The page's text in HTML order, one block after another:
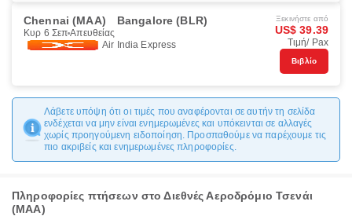
Chennai (MAA) Bangalore (BLR)
Κυρ 6 Σεπ Απευθείας
Air India Express
Ξεκινήστε από
US$ 39.39
Τιμή/ Pax
Βιβλίο
Λάβετε υπόψη ότι οι τιμές που αναφέρονται σε αυτήν τη σελίδα
ενδέχεται να μην είναι ενημερωμένες και υπόκεινται σε αλλαγές
χωρίς προηγούμενη ειδοποίηση. Προσπαθούμε να παρέχουμε τις
πιο ακριβείς και ενημερωμένες πληροφορίες.
Πληροφορίες πτήσεων στο Διεθνές Αεροδρόμιο Τσενάι
(MAA)